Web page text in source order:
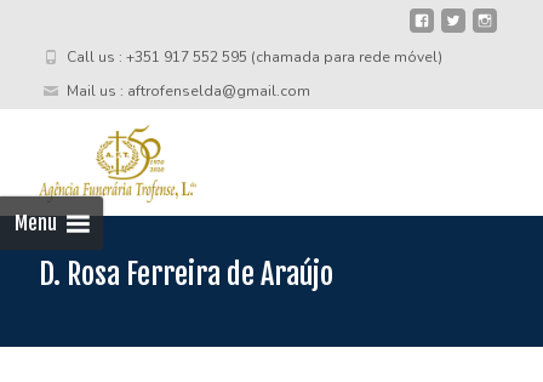
Call us : +351 917 552 595 (chamada para rede móvel)
Mail us : aftrofenselda@gmail.com
Menu
D. Rosa Ferreira de Araújo